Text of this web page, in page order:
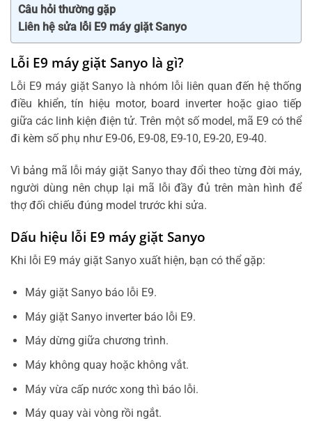
Câu hỏi thường gặp
Liên hệ sửa lỗi E9 máy giặt Sanyo
Lỗi E9 máy giặt Sanyo là gì?
Lỗi E9 máy giặt Sanyo là nhóm lỗi liên quan đến hệ thống
điều khiển, tín hiệu motor, board inverter hoặc giao tiếp
giữa các linh kiện điện tử. Trên một số model, mã E9 có thể
đi kèm số phụ như E9-06, E9-08, E9-10, E9-20, E9-40.
Vì bảng mã lỗi máy giặt Sanyo thay đổi theo từng đời máy,
người dùng nên chụp lại mã lỗi đầy đủ trên màn hình để
thợ đối chiếu đúng model trước khi sửa.
Dấu hiệu lỗi E9 máy giặt Sanyo
Khi lỗi E9 máy giặt Sanyo xuất hiện, bạn có thể gặp:
Máy giặt Sanyo báo lỗi E9.
Máy giặt Sanyo inverter báo lỗi E9.
Máy dừng giữa chương trình.
Máy không quay hoặc không vắt.
Máy vừa cấp nước xong thì báo lỗi.
Máy quay vài vòng rồi ngắt.